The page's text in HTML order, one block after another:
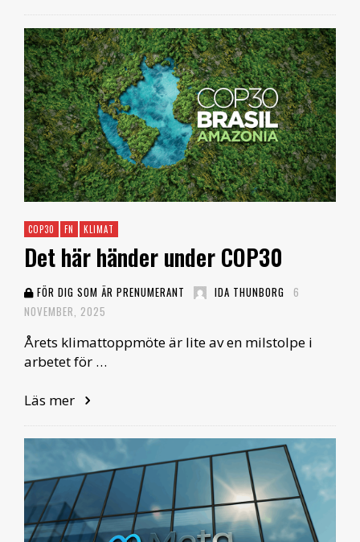
COP30 FN KLIMAT
Det här händer under COP30
FÖR DIG SOM ÄR PRENUMERANT IDA THUNBORG
6
NOVEMBER, 2025
Årets klimattoppmöte är lite av en milstolpe i
arbetet för …
Läs mer